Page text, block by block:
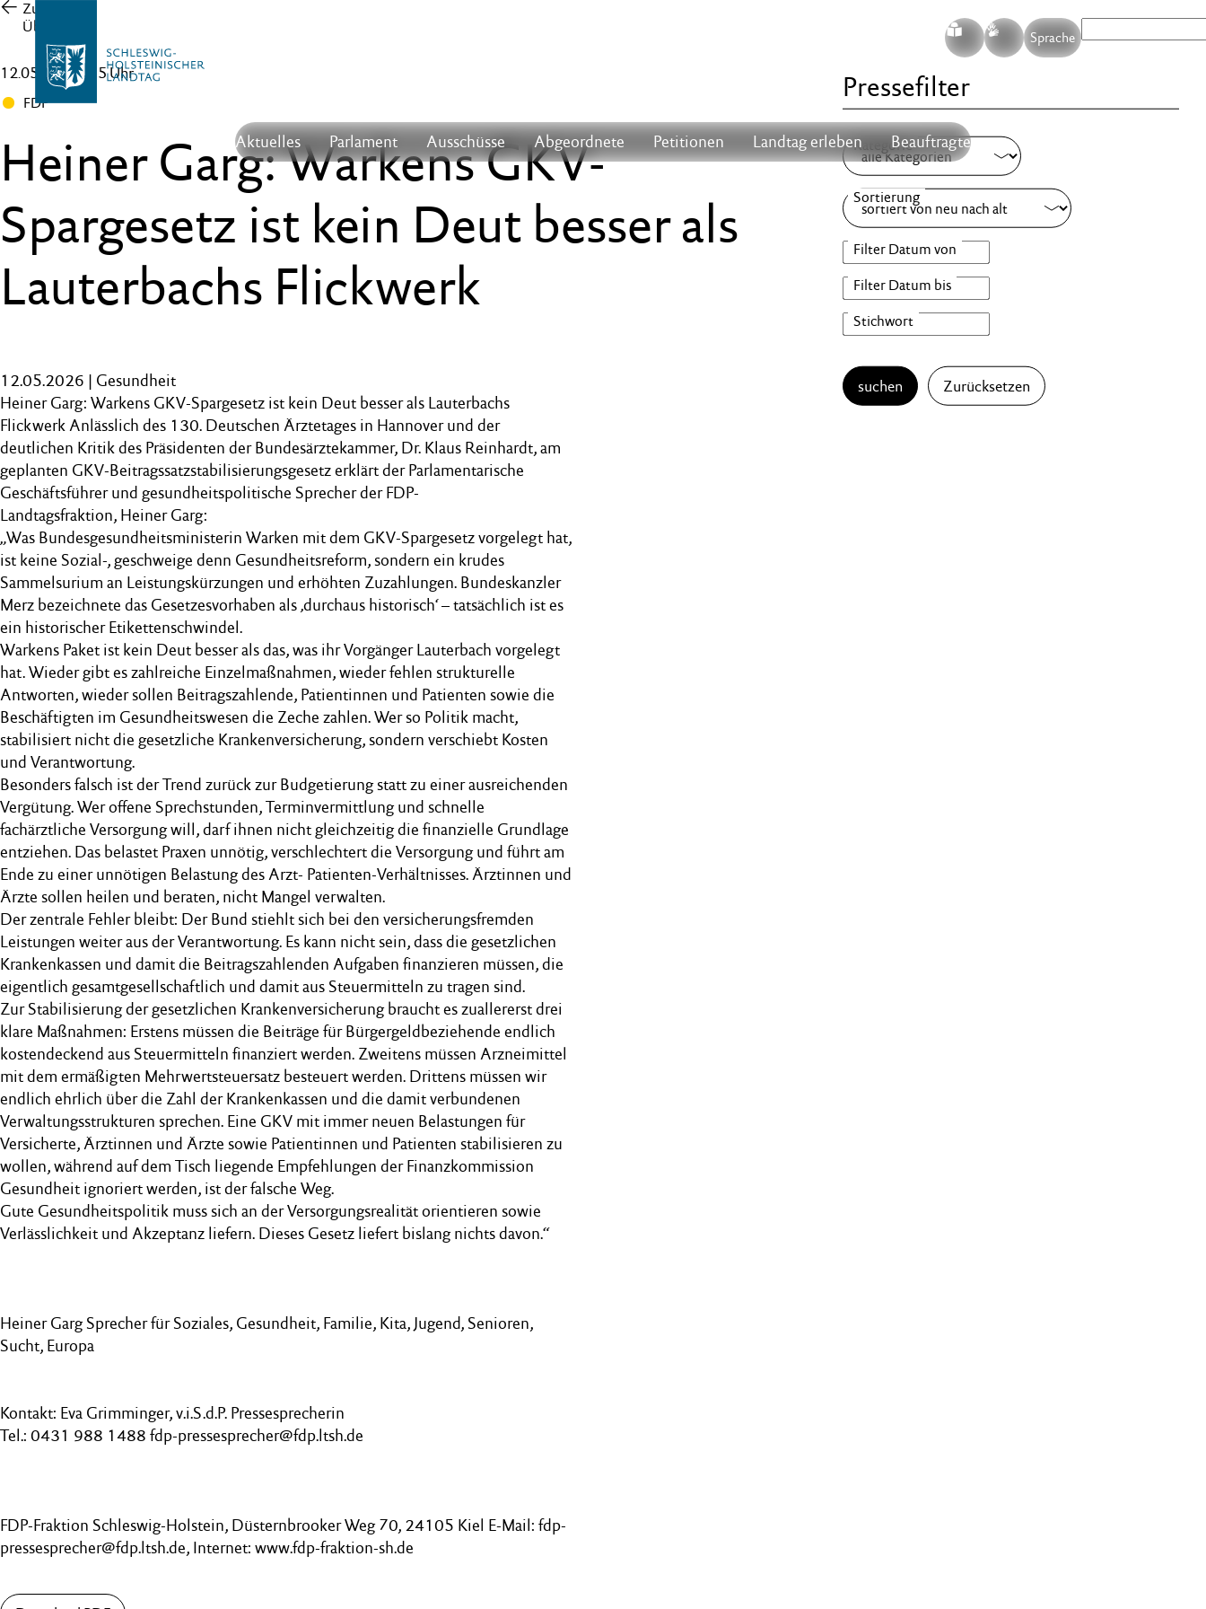
S G Sprache
Aktuelles Parlament Ausschüsse Abgeordnete Petitionen Landtag erleben Beauftragte
Zur
Übersicht
12.05.26 , 15:15 Uhr
FDP
Heiner Garg: Warkens GKV-
Spargesetz ist kein Deut besser als
Lauterbachs Flickwerk
12.05.2026 | Gesundheit
Heiner Garg: Warkens GKV-Spargesetz ist kein Deut besser als Lauterbachs
Flickwerk Anlässlich des 130. Deutschen Ärztetages in Hannover und der
deutlichen Kritik des Präsidenten der Bundesärztekammer, Dr. Klaus Reinhardt, am
geplanten GKV-Beitragssatzstabilisierungsgesetz erklärt der Parlamentarische
Geschäftsführer und gesundheitspolitische Sprecher der FDP-
Landtagsfraktion, Heiner Garg:
„Was Bundesgesundheitsministerin Warken mit dem GKV-Spargesetz vorgelegt hat,
ist keine Sozial-, geschweige denn Gesundheitsreform, sondern ein krudes
Sammelsurium an Leistungskürzungen und erhöhten Zuzahlungen. Bundeskanzler
Merz bezeichnete das Gesetzesvorhaben als ‚durchaus historisch‘ – tatsächlich ist es
ein historischer Etikettenschwindel.
Warkens Paket ist kein Deut besser als das, was ihr Vorgänger Lauterbach vorgelegt
hat. Wieder gibt es zahlreiche Einzelmaßnahmen, wieder fehlen strukturelle
Antworten, wieder sollen Beitragszahlende, Patientinnen und Patienten sowie die
Beschäftigten im Gesundheitswesen die Zeche zahlen. Wer so Politik macht,
stabilisiert nicht die gesetzliche Krankenversicherung, sondern verschiebt Kosten
und Verantwortung.
Besonders falsch ist der Trend zurück zur Budgetierung statt zu einer ausreichenden
Vergütung. Wer offene Sprechstunden, Terminvermittlung und schnelle
fachärztliche Versorgung will, darf ihnen nicht gleichzeitig die finanzielle Grundlage
entziehen. Das belastet Praxen unnötig, verschlechtert die Versorgung und führt am
Ende zu einer unnötigen Belastung des Arzt- Patienten-Verhältnisses. Ärztinnen und
Ärzte sollen heilen und beraten, nicht Mangel verwalten.
Der zentrale Fehler bleibt: Der Bund stiehlt sich bei den versicherungsfremden
Leistungen weiter aus der Verantwortung. Es kann nicht sein, dass die gesetzlichen
Krankenkassen und damit die Beitragszahlenden Aufgaben finanzieren müssen, die
eigentlich gesamtgesellschaftlich und damit aus Steuermitteln zu tragen sind.
Zur Stabilisierung der gesetzlichen Krankenversicherung braucht es zuallererst drei
klare Maßnahmen: Erstens müssen die Beiträge für Bürgergeldbeziehende endlich
kostendeckend aus Steuermitteln finanziert werden. Zweitens müssen Arzneimittel
mit dem ermäßigten Mehrwertsteuersatz besteuert werden. Drittens müssen wir
endlich ehrlich über die Zahl der Krankenkassen und die damit verbundenen
Verwaltungsstrukturen sprechen. Eine GKV mit immer neuen Belastungen für
Versicherte, Ärztinnen und Ärzte sowie Patientinnen und Patienten stabilisieren zu
wollen, während auf dem Tisch liegende Empfehlungen der Finanzkommission
Gesundheit ignoriert werden, ist der falsche Weg.
Gute Gesundheitspolitik muss sich an der Versorgungsrealität orientieren sowie
Verlässlichkeit und Akzeptanz liefern. Dieses Gesetz liefert bislang nichts davon.“
Heiner Garg Sprecher für Soziales, Gesundheit, Familie, Kita, Jugend, Senioren,
Sucht, Europa
Kontakt: Eva Grimminger, v.i.S.d.P. Pressesprecherin
Tel.: 0431 988 1488 fdp-pressesprecher@fdp.ltsh.de
FDP-Fraktion Schleswig-Holstein, Düsternbrooker Weg 70, 24105 Kiel E-Mail: fdp-
pressesprecher@fdp.ltsh.de, Internet: www.fdp-fraktion-sh.de
Pressefilter
suchen Zurücksetzen